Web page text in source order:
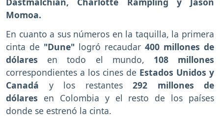
Momoa.
En cuanto a sus números en la taquilla, la primera
cinta de "Dune" logró recaudar 400 millones de
dólares en todo el mundo, 108 millones
correspondientes a los cines de Estados Unidos y
Canadá y los restantes 292 millones de
dólares en Colombia y el resto de los países
donde se estrenó la cinta.